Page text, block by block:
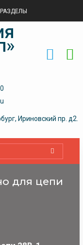
Ириновский пр. д2.
для цепи